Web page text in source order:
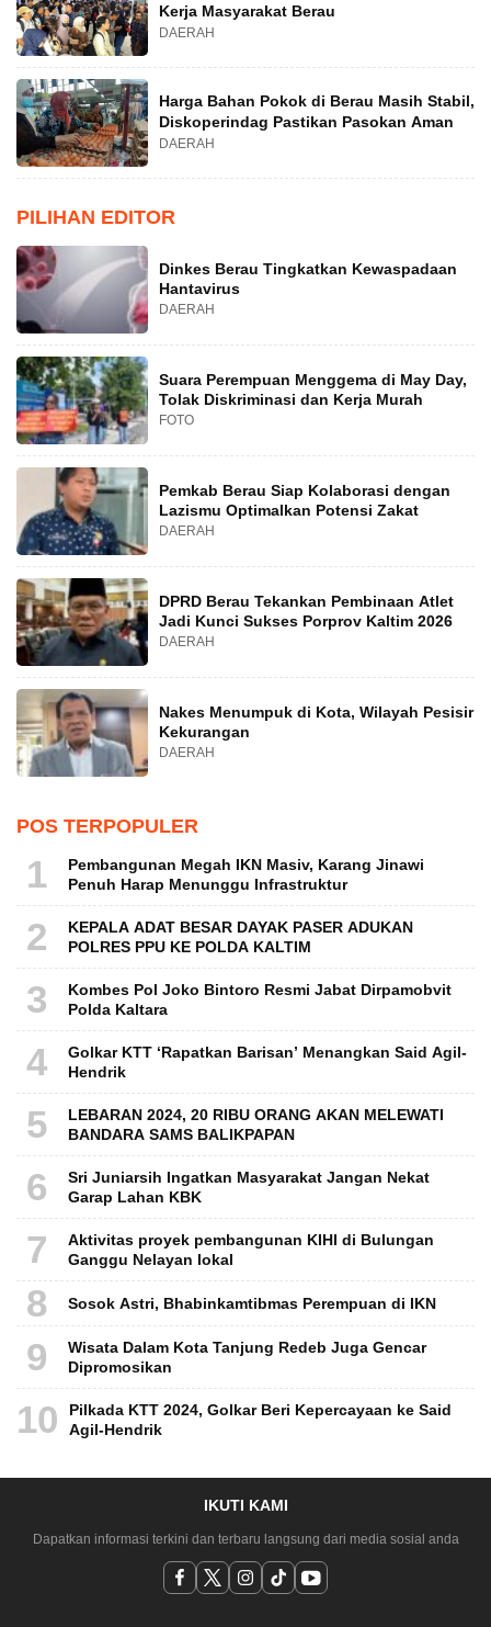
Kerja Masyarakat Berau
DAERAH
Harga Bahan Pokok di Berau Masih Stabil,
Diskoperindag Pastikan Pasokan Aman
DAERAH
PILIHAN EDITOR
Dinkes Berau Tingkatkan Kewaspadaan
Hantavirus
DAERAH
Suara Perempuan Menggema di May Day,
Tolak Diskriminasi dan Kerja Murah
FOTO
Pemkab Berau Siap Kolaborasi dengan
Lazismu Optimalkan Potensi Zakat
DAERAH
DPRD Berau Tekankan Pembinaan Atlet
Jadi Kunci Sukses Porprov Kaltim 2026
DAERAH
Nakes Menumpuk di Kota, Wilayah Pesisir
Kekurangan
DAERAH
POS TERPOPULER
1
Pembangunan Megah IKN Masiv, Karang Jinawi
Penuh Harap Menunggu Infrastruktur
2
KEPALA ADAT BESAR DAYAK PASER ADUKAN
POLRES PPU KE POLDA KALTIM
3
Kombes Pol Joko Bintoro Resmi Jabat Dirpamobvit
Polda Kaltara
4
Golkar KTT ‘Rapatkan Barisan’ Menangkan Said Agil-
Hendrik
5
LEBARAN 2024, 20 RIBU ORANG AKAN MELEWATI
BANDARA SAMS BALIKPAPAN
6
Sri Juniarsih Ingatkan Masyarakat Jangan Nekat
Garap Lahan KBK
7
Aktivitas proyek pembangunan KIHI di Bulungan
Ganggu Nelayan lokal
8 Sosok Astri, Bhabinkamtibmas Perempuan di IKN
9
Wisata Dalam Kota Tanjung Redeb Juga Gencar
Dipromosikan
10
Pilkada KTT 2024, Golkar Beri Kepercayaan ke Said
Agil-Hendrik
IKUTI KAMI
Dapatkan informasi terkini dan terbaru langsung dari media sosial anda